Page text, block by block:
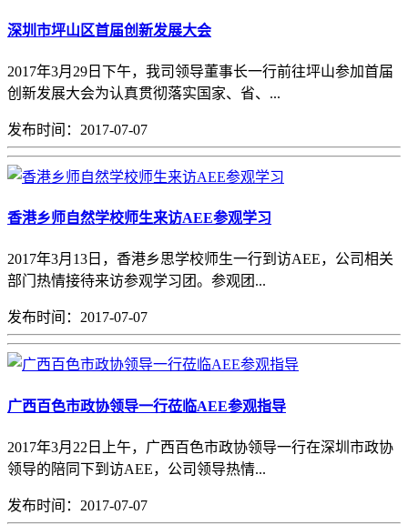
深圳市坪山区首届创新发展大会
2017年3月29日下午，我司领导董事长一行前往坪山参加首届
创新发展大会为认真贯彻落实国家、省、...
发布时间：2017-07-07
香港乡师自然学校师生来访AEE参观学习
2017年3月13日，香港乡思学校师生一行到访AEE，公司相关
部门热情接待来访参观学习团。参观团...
发布时间：2017-07-07
广西百色市政协领导一行莅临AEE参观指导
2017年3月22日上午，广西百色市政协领导一行在深圳市政协
领导的陪同下到访AEE，公司领导热情...
发布时间：2017-07-07